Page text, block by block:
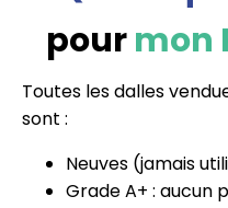
pourmon
Toutes les dalles
sont :
Neuves (jamais
Grade A+ : aucun